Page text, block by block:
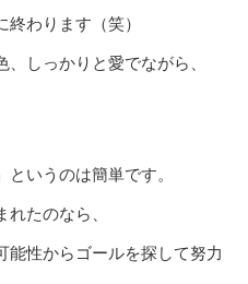
わります（笑）
しっかりと愛でながら、
というのは簡単です。
たのなら、
性からゴールを探して努力